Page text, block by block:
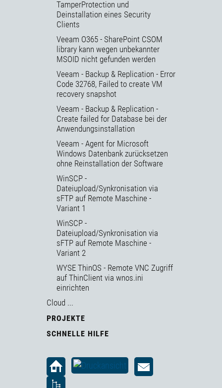
TamperProtection und
Deinstallation eines Security
Clients
Veeam O365 - SharePoint CSOM
library kann wegen unbekannter
MSOID nicht gefunden werden
Veeam - Backup & Replication - Error
Code 32768, Failed to create VM
recovery snapshot
Veeam - Backup & Replication -
Create failed for Database bei der
Anwendungsinstallation
Veeam - Agent for Microsoft
Windows Datenbank zurücksetzen
ohne Reinstallation der Software
WinSCP -
Dateiupload/Synkronisation via
sFTP auf Remote Maschine -
Variant 1
WinSCP -
Dateiupload/Synkronisation via
sFTP auf Remote Maschine -
Variant 2
WYSE ThinOS - Remote VNC Zugriff
auf ThinClient via wnos.ini
einrichten
Cloud ...
PROJEKTE
SCHNELLE HILFE